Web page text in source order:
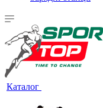
Каталог